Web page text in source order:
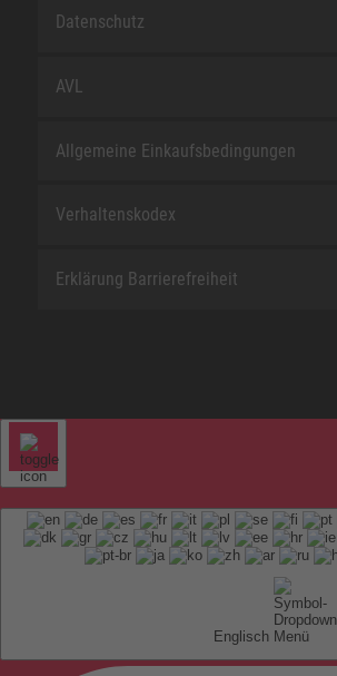
Datenschutz
AVL
Allgemeine Einkaufsbedingungen
Verhaltenskodex
Erklärung Barrierefreiheit
Englisch